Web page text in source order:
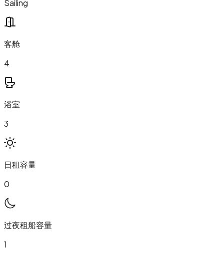
Sailing
客舱
4
浴室
3
日租容量
0
过夜租船容量
1